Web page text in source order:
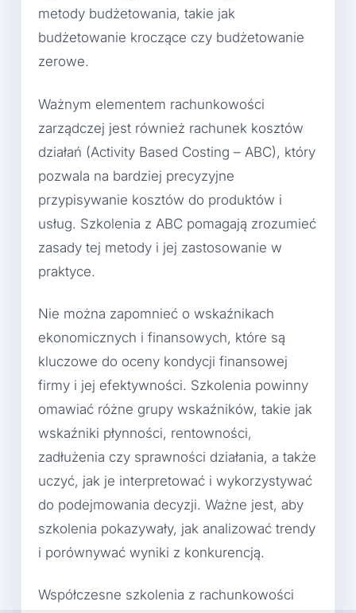
metody budżetowania, takie jak
budżetowanie kroczące czy budżetowanie
zerowe.
Ważnym elementem rachunkowości
zarządczej jest również rachunek kosztów
działań (Activity Based Costing – ABC), który
pozwala na bardziej precyzyjne
przypisywanie kosztów do produktów i
usług. Szkolenia z ABC pomagają zrozumieć
zasady tej metody i jej zastosowanie w
praktyce.
Nie można zapomnieć o wskaźnikach
ekonomicznych i finansowych, które są
kluczowe do oceny kondycji finansowej
firmy i jej efektywności. Szkolenia powinny
omawiać różne grupy wskaźników, takie jak
wskaźniki płynności, rentowności,
zadłużenia czy sprawności działania, a także
uczyć, jak je interpretować i wykorzystywać
do podejmowania decyzji. Ważne jest, aby
szkolenia pokazywały, jak analizować trendy
i porównywać wyniki z konkurencją.
Współczesne szkolenia z rachunkowości